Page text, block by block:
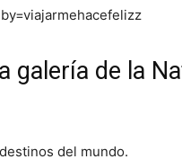
galería de la
del mundo.